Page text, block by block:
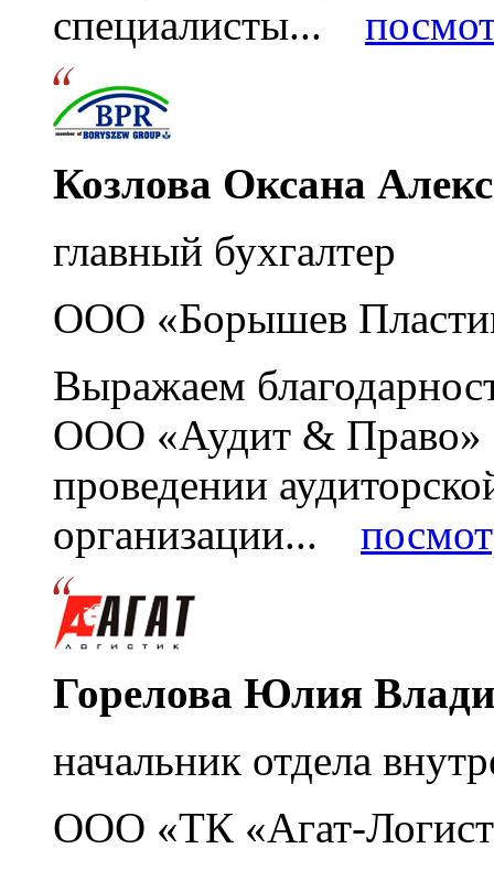
специалисты...
Козлова Оксана
главный бухгалтер
ООО «Борышев
Выражаем
ООО «Аудит & Право»
проведении
организации...
Горелова Юлия
начальник отдела
ООО «ТК «Агат-